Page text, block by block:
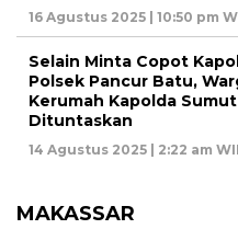
16 Agustus 2025 | 10:50 pm
Selain Minta Copot
Polsek Pancur Batu,
Kerumah Kapolda
Dituntaskan
14 Agustus 2025 | 2:22 am
MAKASSAR